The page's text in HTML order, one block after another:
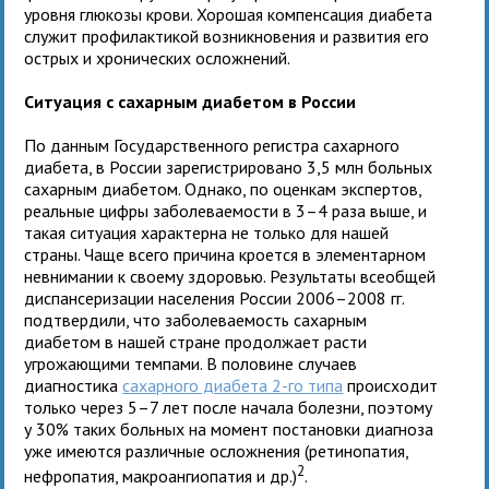
уровня глюкозы крови. Хорошая компенсация диабета
служит профилактикой возникновения и развития его
острых и хронических осложнений.
Ситуация с сахарным диабетом в России
По данным Государственного регистра сахарного
диабета, в России зарегистрировано 3,5 млн больных
сахарным диабетом. Однако, по оценкам экспертов,
реальные цифры заболеваемости в 3–4 раза выше, и
такая ситуация характерна не только для нашей
страны. Чаще всего причина кроется в элементарном
невнимании к своему здоровью. Результаты всеобщей
диспансеризации населения России 2006–2008 гг.
подтвердили, что заболеваемость сахарным
диабетом в нашей стране продолжает расти
угрожающими темпами. В половине случаев
диагностикасахарного диабета 2-го типа происходит
только через 5–7 лет после начала болезни, поэтому
у 30% таких больных на момент постановки диагноза
уже имеются различные осложнения (ретинопатия,
нефропатия, макроангиопатия и др.)2.